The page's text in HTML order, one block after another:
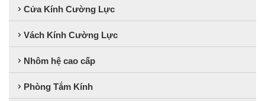
Cửa Kính Cường Lực
Vách Kính Cường Lực
Nhôm hệ cao cấp
Phòng Tắm Kính